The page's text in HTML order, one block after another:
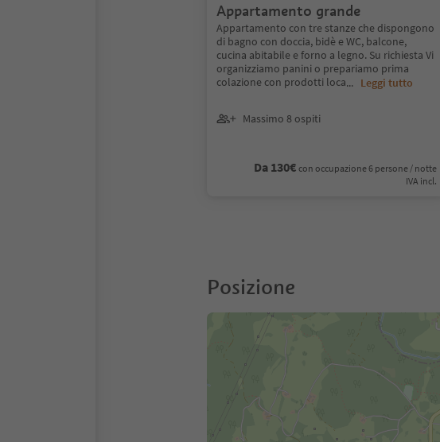
Appartamento grande
Appartamento con tre stanze che dispongono
di bagno con doccia, bidè e WC, balcone,
cucina abitabile e forno a legno. Su richiesta Vi
organizziamo panini o prepariamo prima
colazione con prodotti loca... Leggi tutto
Massimo 8 ospiti
Da 130€ con occupazione 6 persone / notte
IVA incl.
Posizione